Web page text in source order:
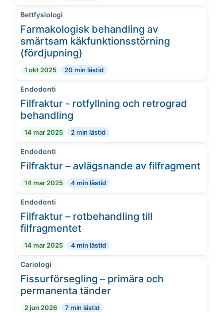
Bettfysiologi
Farmakologisk behandling av
smärtsam käkfunktionsstörning
(fördjupning)
1 okt 2025 20 min lästid
Endodonti
Filfraktur - rotfyllning och retrograd
behandling
14 mar 2025 2 min lästid
Endodonti
Filfraktur – avlägsnande av filfragment
14 mar 2025 4 min lästid
Endodonti
Filfraktur – rotbehandling till
filfragmentet
14 mar 2025 4 min lästid
Cariologi
Fissurförsegling – primära och
permanenta tänder
2 jun 2026 7 min lästid